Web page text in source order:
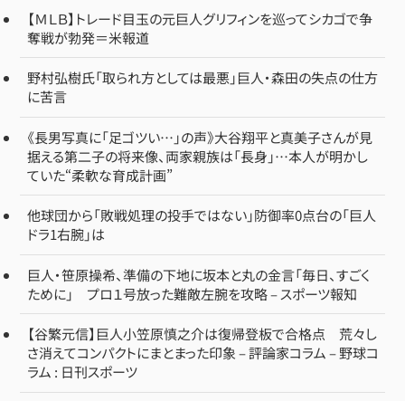
【ＭＬＢ】トレード目玉の元巨人グリフィンを巡ってシカゴで争
奪戦が勃発＝米報道
野村弘樹氏「取られ方としては最悪」巨人・森田の失点の仕方
に苦言
《長男写真に「足ゴツい…」の声》大谷翔平と真美子さんが見
据える第二子の将来像、両家親族は「長身」…本人が明かし
ていた“柔軟な育成計画”
他球団から「敗戦処理の投手ではない」防御率0点台の「巨人
ドラ1右腕」は
巨人・笹原操希、準備の下地に坂本と丸の金言「毎日、すごく
ために」 プロ１号放った難敵左腕を攻略 – スポーツ報知
【谷繁元信】巨人小笠原慎之介は復帰登板で合格点 荒々し
さ消えてコンパクトにまとまった印象 – 評論家コラム – 野球コ
ラム : 日刊スポーツ